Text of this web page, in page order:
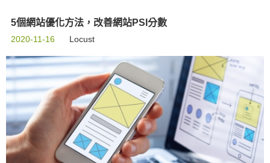
5個網站優化方法，改善網站PSI分數
2020-11-16 Locust